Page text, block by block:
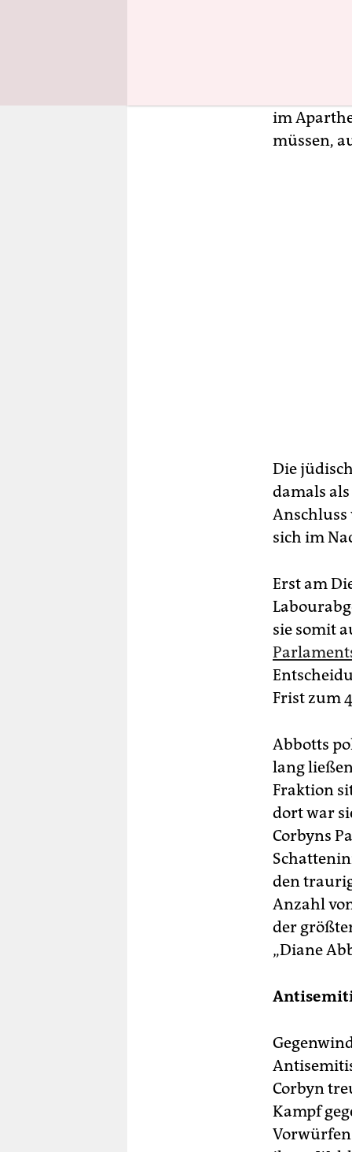
jüdische
im
müssen,
Die
damals
sich im
Erst am
sie somit
Frist zum
Abbotts
lang
Fraktion
dort war
Corbyns
den
Anzahl
der
„Diane
Corbyn
Kampf